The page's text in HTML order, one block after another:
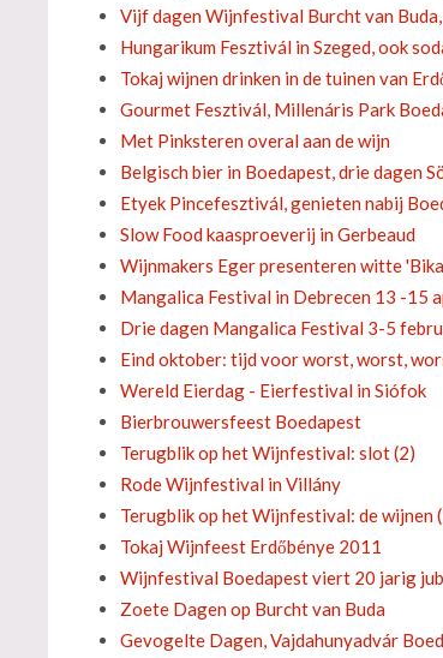
Vijf dagen Wijnfestival Burcht van
Hungarikum Fesztivál in Szeged, ook
Tokaj wijnen drinken in de tuinen van
Gourmet Fesztivál, Millenáris Park
Met Pinksteren overal aan de wijn
Belgisch bier in Boedapest, drie dagen
Etyek Pincefesztivál, genieten nabij
Slow Food kaasproeverij in Gerbeaud
Wijnmakers Eger presenteren witte
Mangalica Festival in Debrecen 13 -15
Drie dagen Mangalica Festival 3-5
Eind oktober: tijd voor worst, worst,
Wereld Eierdag - Eierfestival in Siófok
Bierbrouwersfeest Boedapest
Terugblik op het Wijnfestival: slot (2)
Rode Wijnfestival in Villány
Terugblik op het Wijnfestival: de wijnen
Tokaj Wijnfeest Erdőbénye 2011
Wijnfestival Boedapest viert 20 jarig
Zoete Dagen op Burcht van Buda
Gevogelte Dagen, Vajdahunyadvár